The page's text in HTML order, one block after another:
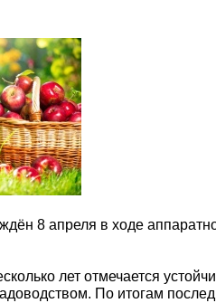
8 апреля в ходе
лет отмечается
По итогам